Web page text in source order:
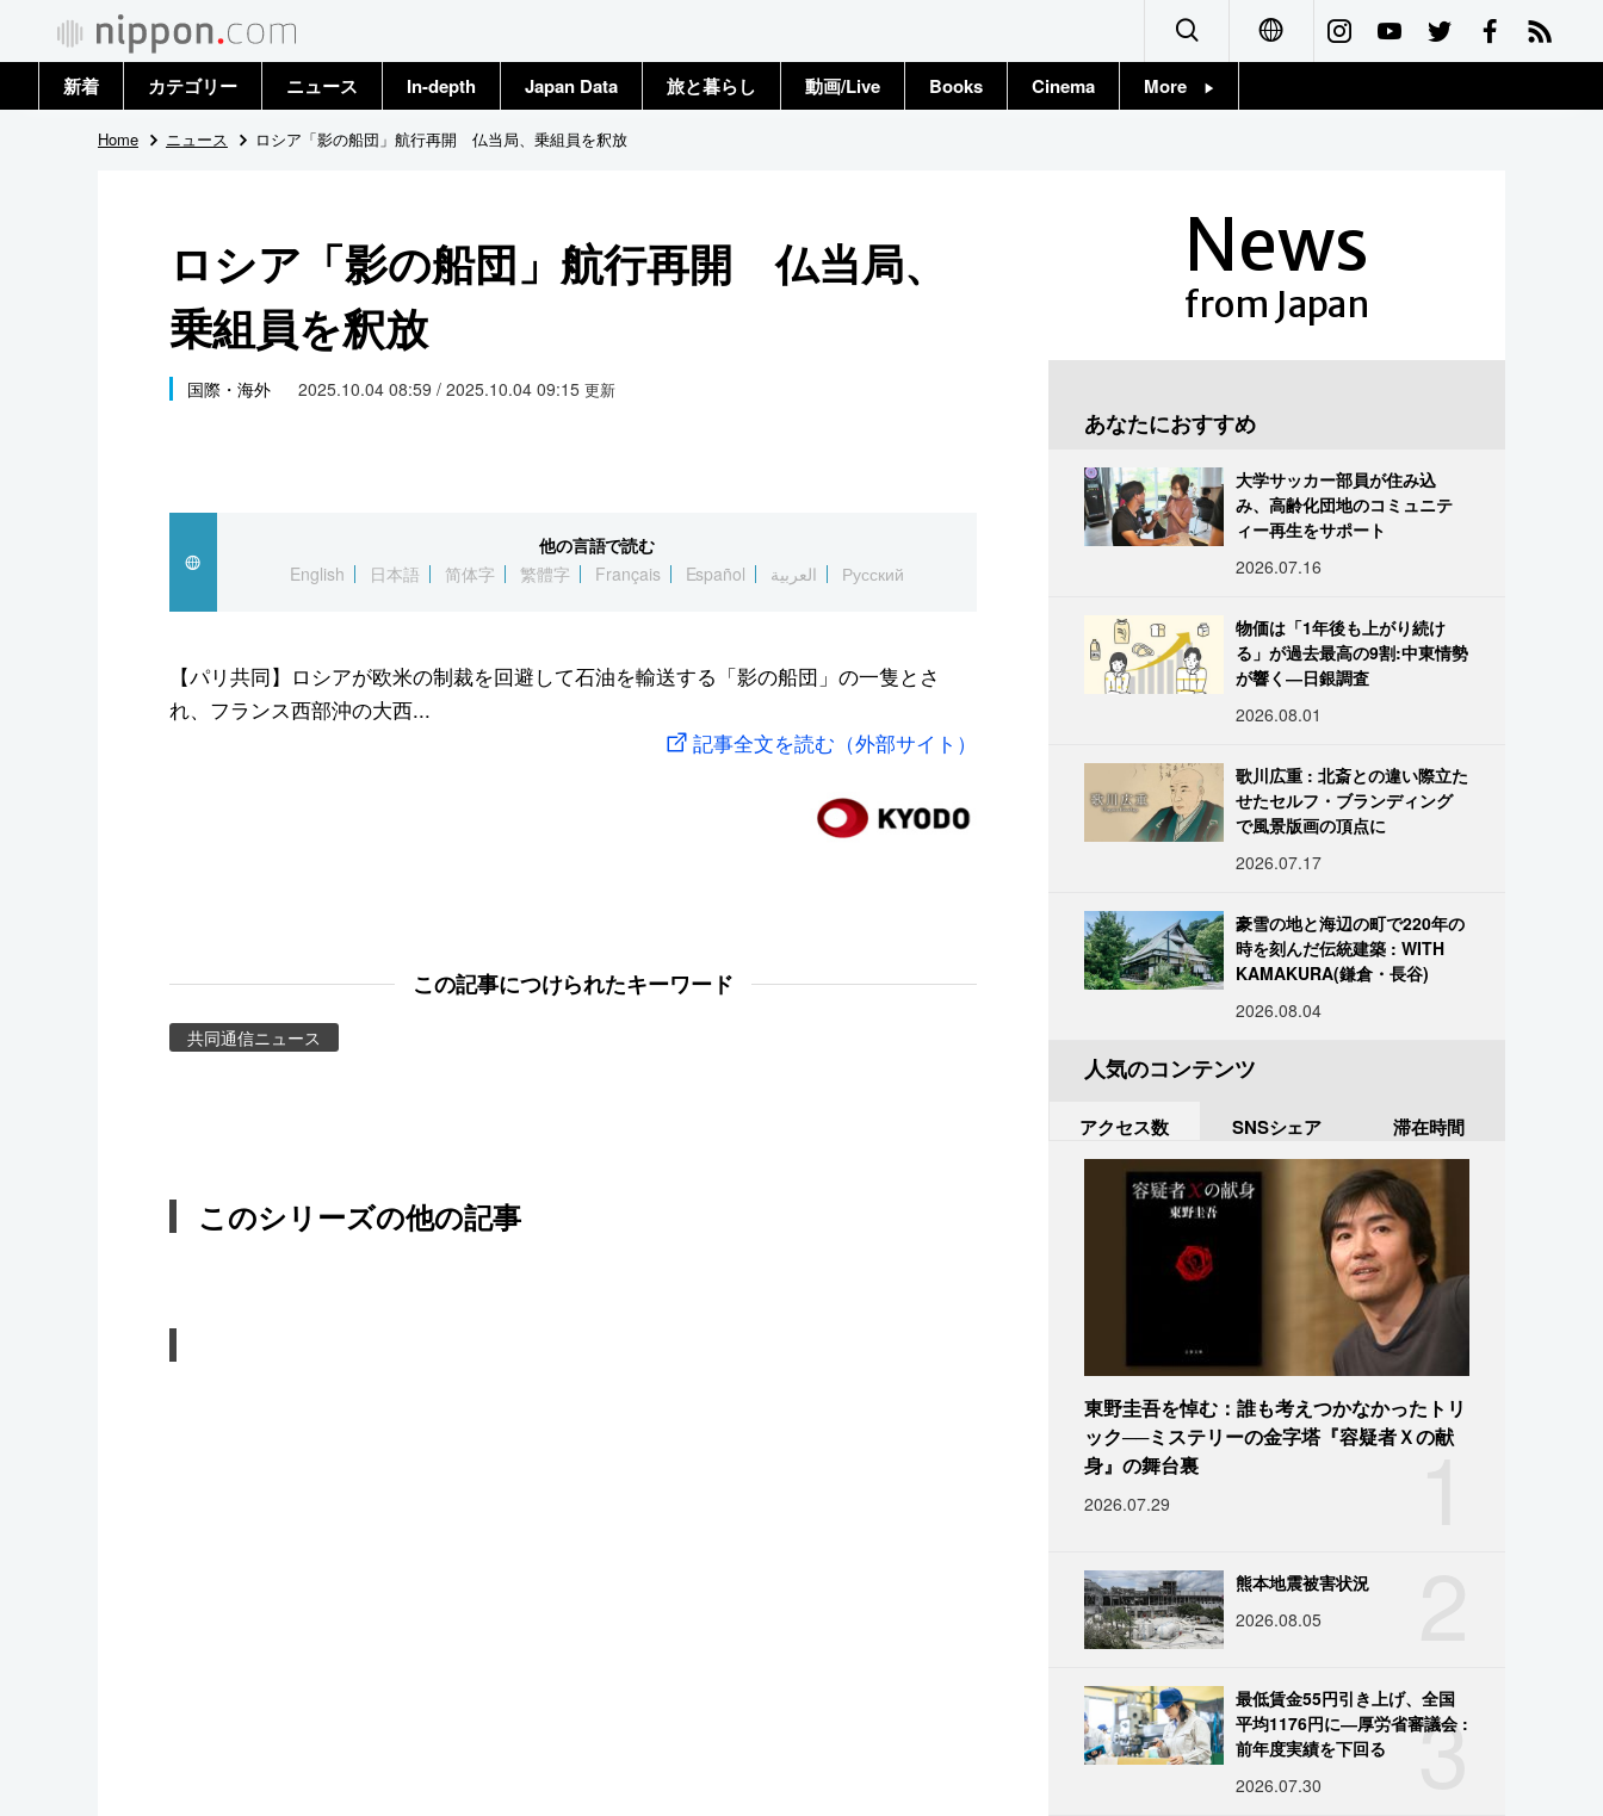
Français
新着 カテゴリー
政治・外交
社会
文化
スポーツ・東京2020
ニュース
トップ
In-depth Japan Data 旅と暮らし 動画/Live Books Cinema More
Home ニュース ロシア「影の船団」航行再開 仏当局、乗組員を釈放
ロシア「影の船団」航行再開 仏当局、
乗組員を釈放
国際・海外 2025.10.04 08:59 / 2025.10.04 09:15 更新
他の言語で読む
English
日本語 简体字 繁體字 Français Español العربية Русский
【パリ共同】ロシアが欧米の制裁を回避して石油を輸送する「影の船団」の一隻とさ
れ、フランス西部沖の大西...
記事全文を読む（外部サイト）
この記事につけられたキーワード
共同通信ニュース
このシリーズの他の記事
News
from Japan
あなたにおすすめ
大学サッカー部員が住み込
み、高齢化団地のコミュニテ
ィー再生をサポート
2026.07.16
物価は「1年後も上がり続け
る」が過去最高の9割:中東情勢
が響く―日銀調査
2026.08.01
歌川広重 : 北斎との違い際立た
せたセルフ・ブランディング
で風景版画の頂点に
2026.07.17
豪雪の地と海辺の町で220年の
時を刻んだ伝統建築 : WITH
KAMAKURA(鎌倉・長谷)
2026.08.04
人気のコンテンツ
アクセス数 SNSシェア 滞在時間
1
東野圭吾を悼む：誰も考えつかなかったトリ
ック──ミステリーの金字塔『容疑者Ｘの献
身』の舞台裏
2026.07.29
熊本地震被害状況
2026.08.05
3
最低賃金55円引き上げ、全国
平均1176円に―厚労省審議会 :
前年度実績を下回る
2026.07.30